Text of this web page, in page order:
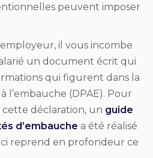
peuvent imposer
il vous incombe
un document écrit qui
qui figurent dans la
l’embauche (DPAE). Pour
déclaration, un guide
d’embauche a été réalisé
ci reprend en profondeur ce